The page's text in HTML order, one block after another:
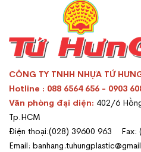
CÔNG TY TNHH NHỰA TỨ
Hotline : 088 6564 656 - 0903
Văn phòng đại diện: 402/6
Tp.HCM
Điện thoại:(028) 39600 963 Fax:
Email: